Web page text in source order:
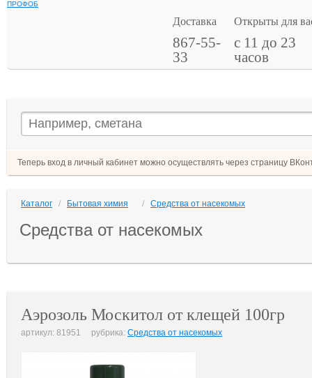
ПРОФОБ
Доставка
867-55-
33
Открыты для
с 11 до 23
часов
Теперь вход в личный кабинет можно осуществлять через страницу
Каталог / Бытовая химия / Средства от насекомых
Средства от насекомых
Аэрозоль Москитол от клещей 100гр
артикул: 81951 рубрика: Средства от насекомых